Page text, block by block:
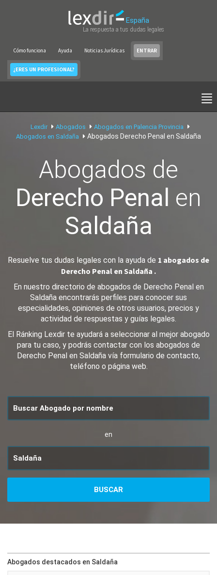
España
La respuesta a tus dudas legales
Cómo funciona Ayuda Noticias Jurídicas ENTRAR
¿ERES UN PROFESIONAL?
Lexdir Abogados
Abogados en Palencia Provincia
Abogados en Saldaña
Abogados Derecho Penal en Saldaña
Abogados de
Derecho Penal en
Saldaña
Resuelve tus dudas legales con la ayuda de 1 abogados de
Derecho Penal en Saldaña .
En nuestro directorio de abogados de Derecho Penal en
Saldaña encontrarás perfiles para conocer sus
especialidades, opiniones de otros usuarios, precios y
actividad de respuestas y guías legales.
El Ránking Lexdir te ayudará a seleccionar al mejor abogado
para tu caso, y podrás contactar con los abogados de
Derecho Penal en Saldaña vía formulario de contacto,
teléfono o página web.
en
Abogados destacados en Saldaña